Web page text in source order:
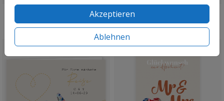
Akzeptieren
Ablehnen